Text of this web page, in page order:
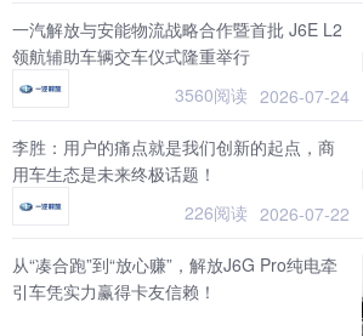
一汽解放与安能物流战略合作暨首批 J6E L2
领航辅助车辆交车仪式隆重举行
3560阅读 2026-07-24
李胜：用户的痛点就是我们创新的起点，商
用车生态是未来终极话题！
226阅读 2026-07-22
从“凑合跑”到“放心赚”，解放J6G Pro纯电牵
引车凭实力赢得卡友信赖！